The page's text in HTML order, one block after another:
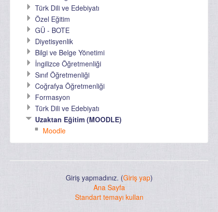
Türk Dili ve Edebiyatı
Özel Eğitim
GÜ - BOTE
Diyetisyenlik
Bilgi ve Belge Yönetimi
İngilizce Öğretmenliği
Sınıf Öğretmenliği
Coğrafya Öğretmenliği
Formasyon
Türk Dili ve Edebiyatı
Uzaktan Eğitim (MOODLE)
Moodle
Giriş yapmadınız. (Giriş yap)
Ana Sayfa
Standart temayı kullan